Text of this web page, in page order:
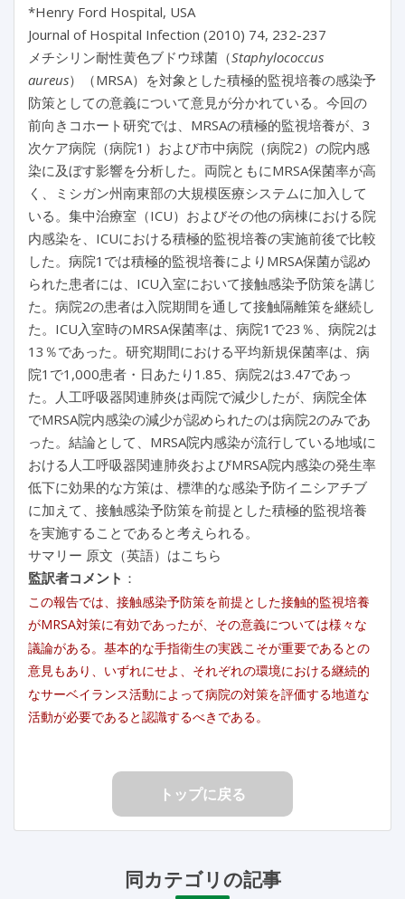
*Henry Ford Hospital, USA
Journal of Hospital Infection (2010) 74, 232-237
メチシリン耐性黄色ブドウ球菌（Staphylococcus
aureus）（MRSA）を対象とした積極的監視培養の感染予
防策としての意義について意見が分かれている。今回の
前向きコホート研究では、MRSAの積極的監視培養が、3
次ケア病院（病院1）および市中病院（病院2）の院内感
染に及ぼす影響を分析した。両院ともにMRSA保菌率が高
く、ミシガン州南東部の大規模医療システムに加入して
いる。集中治療室（ICU）およびその他の病棟における院
内感染を、ICUにおける積極的監視培養の実施前後で比較
した。病院1では積極的監視培養によりMRSA保菌が認め
られた患者には、ICU入室において接触感染予防策を講じ
た。病院2の患者は入院期間を通して接触隔離策を継続し
た。ICU入室時のMRSA保菌率は、病院1で23％、病院2は
13％であった。研究期間における平均新規保菌率は、病
院1で1,000患者・日あたり1.85、病院2は3.47であっ
た。人工呼吸器関連肺炎は両院で減少したが、病院全体
でMRSA院内感染の減少が認められたのは病院2のみであ
った。結論として、MRSA院内感染が流行している地域に
おける人工呼吸器関連肺炎およびMRSA院内感染の発生率
低下に効果的な方策は、標準的な感染予防イニシアチブ
に加えて、接触感染予防策を前提とした積極的監視培養
を実施することであると考えられる。
サマリー 原文（英語）はこちら
監訳者コメント ：
この報告では、接触感染予防策を前提とした接触的監視培養
がMRSA対策に有効であったが、その意義については様々な
議論がある。基本的な手指衛生の実践こそが重要であるとの
意見もあり、いずれにせよ、それぞれの環境における継続的
なサーベイランス活動によって病院の対策を評価する地道な
活動が必要であると認識するべきである。
トップに戻る
同カテゴリの記事